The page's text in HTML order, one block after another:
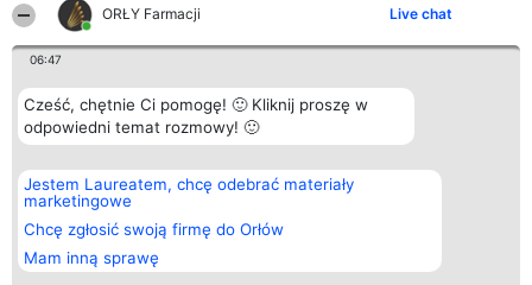
ORŁY Farmacji Live chat
06:47
Cześć, chętnie Ci pomogę! 🙂 Kliknij proszę w
odpowiedni temat rozmowy! 🙂
Jestem Laureatem, chcę odebrać materiały
marketingowe
Chcę zgłosić swoją firmę do Orłów
Mam inną sprawę
Organizator plebiscytu
Bright Side Solutions sp. z o.
o. sp. k.
ul. Ruska 22
Wrocław 50-079
KRS 0000749100 | Regon
381313360 | NIP 8943132676
Plebiscyt
Laureaci
wszystkich
Laureatów
Regulamin
Kontakt
Kontakt